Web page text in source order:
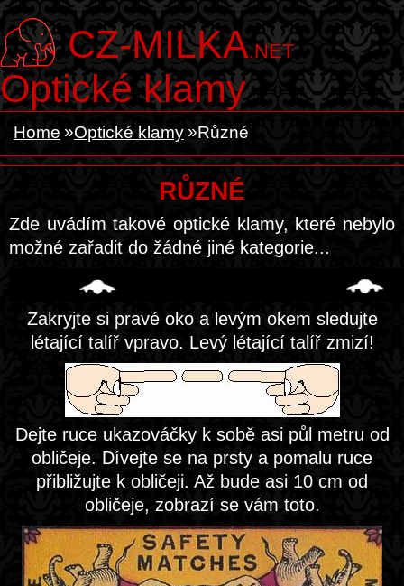
CZ-MILKA.NET
Optické klamy
Home Optické klamy Různé
RŮZNÉ
Zde uvádím takové optické klamy, které nebylo
možné zařadit do žádné jiné kategorie...
Zakryjte si pravé oko a levým okem sledujte
létající talíř vpravo. Levý létající talíř zmizí!
Dejte ruce ukazováčky k sobě asi půl metru od
obličeje. Dívejte se na prsty a pomalu ruce
přibližujte k obličeji. Až bude asi 10 cm od
obličeje, zobrazí se vám toto.